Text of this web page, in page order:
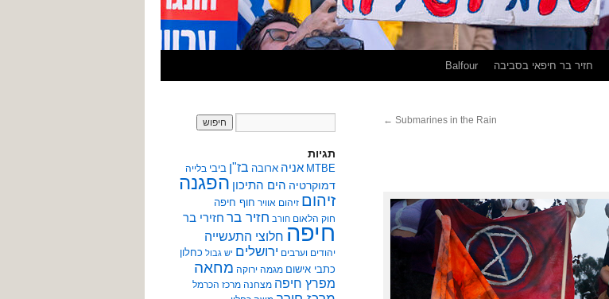
חזיר בר חיפאי בסביבה Balfour
Submarines in the Rain
←
תגיות
MTBE אניה ארובה בז"ן ביבי בלייה
דמוקרטיה הים התיכון הפגנה
זיהום זיהום אוויר חוף חיפה
חוק הלאום חורב חזיר בר חזירי בר
חיפה חלוצי התעשייה
יהודים וערבים ירושלים יש גבול כחלון
כתבי אישום מגמה ירוקה מחאה
מפרץ חיפה מצחנה מרכז הכרמל